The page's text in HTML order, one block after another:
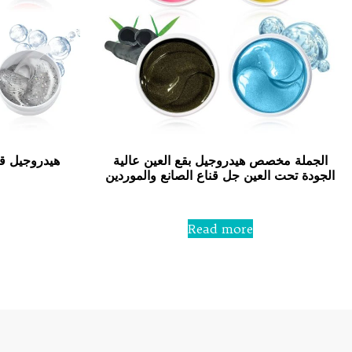
الجملة مخصص هيدروجيل بقع العين عالية
الجودة تحت العين جل قناع الصانع والموردين
0
out
of
Read more
هيدروجيل